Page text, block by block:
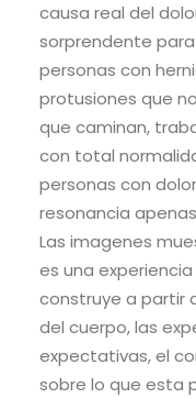
causa real del
sorprendente
personas con
protusiones que
que caminan,
con total
personas con
resonancia
Las imagenes
es una
construye a partir
del cuerpo, las
expectativas, el
sobre lo que esta